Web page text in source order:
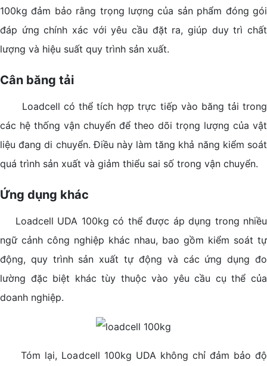
100kg đảm bảo rằng trọng lượng của sản phẩm đóng gói
đáp ứng chính xác với yêu cầu đặt ra, giúp duy trì chất
lượng và hiệu suất quy trình sản xuất.
Cân băng tải
Loadcell có thể tích hợp trực tiếp vào băng tải trong
các hệ thống vận chuyển để theo dõi trọng lượng của vật
liệu đang di chuyển. Điều này làm tăng khả năng kiểm soát
quá trình sản xuất và giảm thiểu sai số trong vận chuyển.
Ứng dụng khác
Loadcell UDA 100kg có thể được áp dụng trong nhiều
ngữ cảnh công nghiệp khác nhau, bao gồm kiểm soát tự
động, quy trình sản xuất tự động và các ứng dụng đo
lường đặc biệt khác tùy thuộc vào yêu cầu cụ thể của
doanh nghiệp.
Tóm lại, Loadcell 100kg UDA không chỉ đảm bảo độ